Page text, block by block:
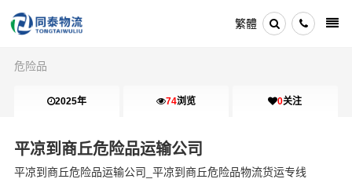
繁體
危险品
2025年 74浏览 0关注
平凉到商丘危险品运输公司
平凉到商丘危险品运输公司_平凉到商丘危险品物流货运专线